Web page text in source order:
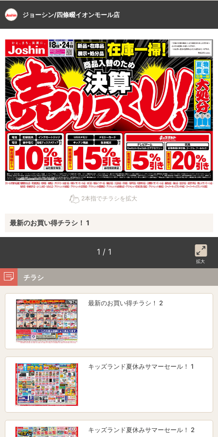
ジョーシン/四條畷イオンモール店
2本指でチラシを拡大
最新のお買い得チラシ！ 1
1 / 1
拡大
チラシ
最新のお買い得チラシ！ 2
キッズランド夏休みサマーセール！ 1
キッズランド夏休みサマーセール！ 2